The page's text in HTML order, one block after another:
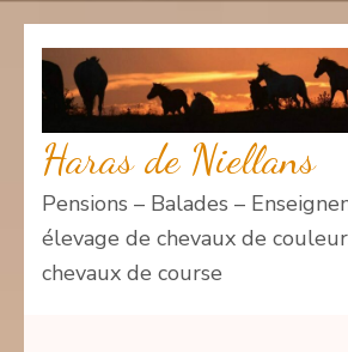
contenu
(Pressez
Entrée)
Haras de Niellans
Pensions – Balades –
élevage de chevaux de
chevaux de course